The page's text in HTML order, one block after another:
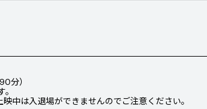
分）
中は入退場ができませんのでご注意ください。